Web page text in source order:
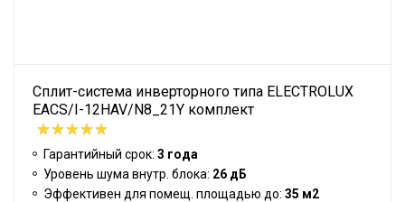
Сплит-система инверторного типа ELECTROLUX
EACS/I-12HAV/N8_21Y комплект
Гарантийный срок: 3 года
Уровень шума внутр. блока: 26 дБ
Эффективен для помещ. площадью до: 35 м2